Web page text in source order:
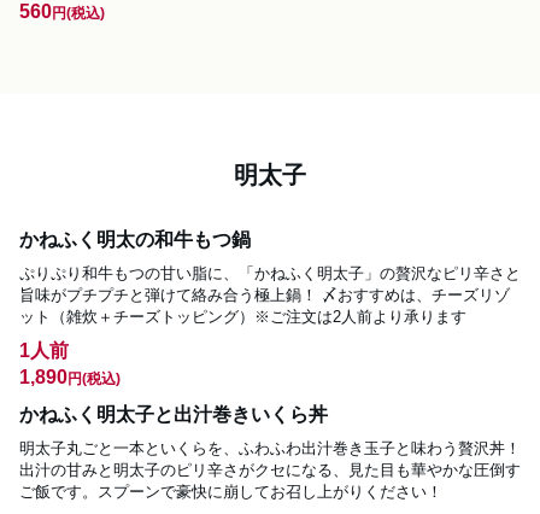
560円(税込)
明太子
かねふく明太の和牛もつ鍋
ぷりぷり和牛もつの甘い脂に、「かねふく明太子」の贅沢なピリ辛さと
旨味がプチプチと弾けて絡み合う極上鍋！ 〆おすすめは、チーズリゾ
ット（雑炊＋チーズトッピング）※ご注文は2人前より承ります
1人前
1,890円(税込)
かねふく明太子と出汁巻きいくら丼
明太子丸ごと一本といくらを、ふわふわ出汁巻き玉子と味わう贅沢丼！
出汁の甘みと明太子のピリ辛さがクセになる、見た目も華やかな圧倒す
ご飯です。スプーンで豪快に崩してお召し上がりください！